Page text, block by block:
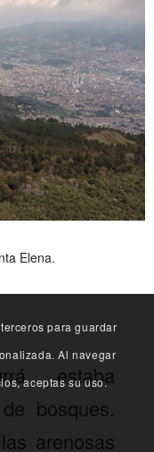
Elena.
estaba
bosques.
arenosas
para guardar
Al navegar
aceptas su uso.